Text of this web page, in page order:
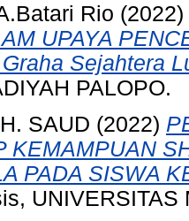
Rio (2022)
UPAYA
Sejahtera
PALOPO.
SAUD (2022)
KEMAMPUAN
PADA SISWA
UNIVERSITAS